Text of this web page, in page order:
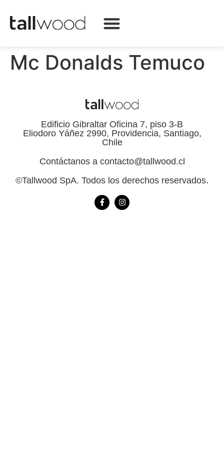
Mc Donalds Temuco
Edificio Gibraltar Oficina 7, piso 3-B
Eliodoro Yáñez 2990, Providencia, Santiago,
Chile
Contáctanos a contacto@tallwood.cl
©Tallwood SpA. Todos los derechos reservados.